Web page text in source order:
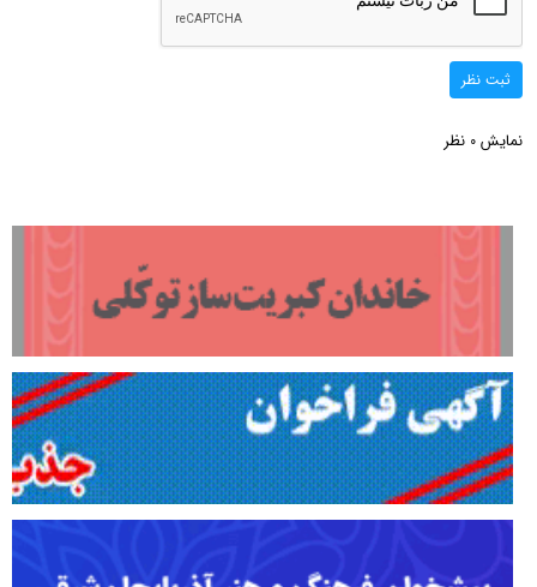
ثبت نظر
نمایش 0 نظر